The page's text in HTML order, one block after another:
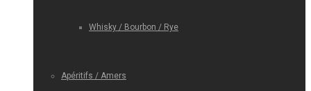
Whisky / Bourbon / Rye
Apéritifs / Amers